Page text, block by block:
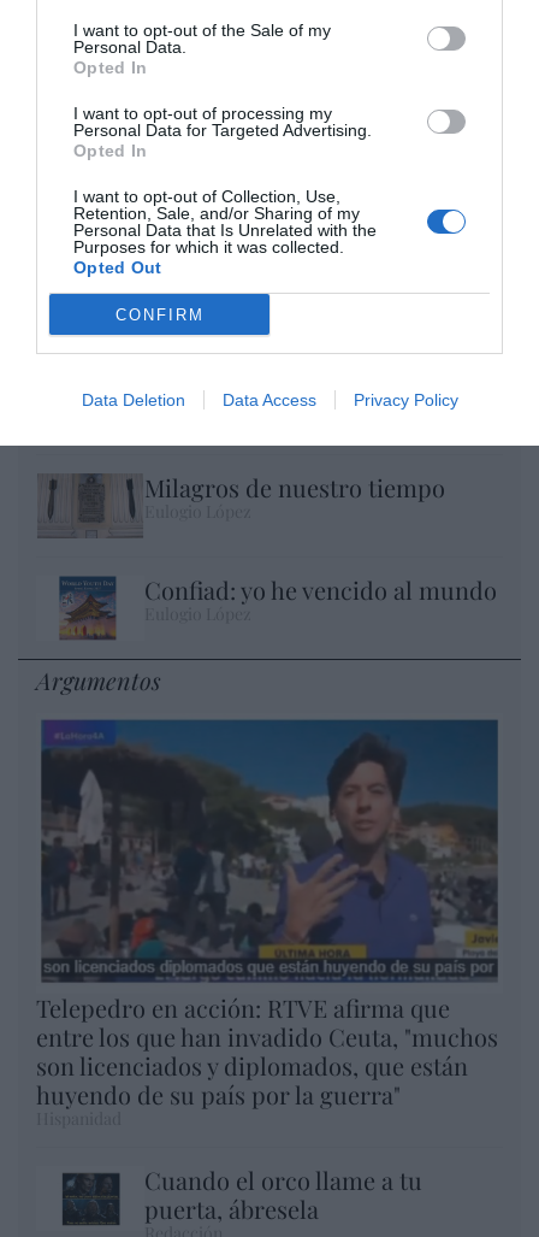
I want to opt-out of the Sale of my
Personal Data.
Opted In
I want to opt-out of processing my
Personal Data for Targeted Advertising.
Opted In
I want to opt-out of Collection, Use,
Retention, Sale, and/or Sharing of my
Personal Data that Is Unrelated with the
Purposes for which it was collected.
Opted Out
CONFIRM
Data Deletion Data Access Privacy Policy
Enormes minucias
por Eulogio López
mala
Milagros de nuestro tiempo
Confiad: yo he vencido al mundo
Argumentos
Telepedro en acción: RTVE afirma que
entre los que han invadido Ceuta, "muchos
son licenciados y diplomados, que están
huyendo de su país por la guerra"
Cuando el orco llame a tu
puerta, ábresela